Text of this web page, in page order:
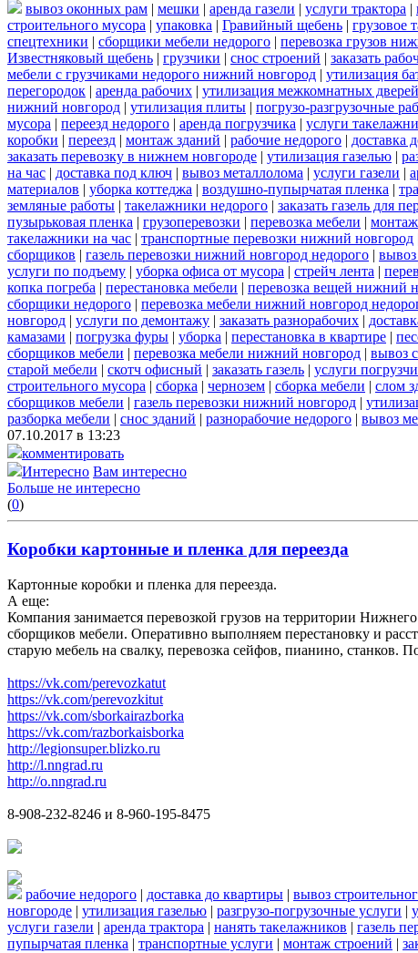
вывоз оконных рам | мешки | аренда газели | услуги трактора |
строительного мусора | упаковка | Гравийный щебень | грузовое
спецтехники | сборщики мебели недорого | перевозка грузов
Известняковый щебень | грузчики | снос строений | заказать
мебели с грузчиками недорого нижний новгород | утилизация
перегородок | аренда рабочих | утилизация межкомнатных дверей
нижний новгород | утилизация плиты | погрузо-разгрузочные
мусора | переезд недорого | аренда погрузчика | услуги
коробки | переезд | монтаж зданий | рабочие недорого | доставка
заказать перевозку в нижнем новгороде | утилизация газелью |
на час | доставка под ключ | вывоз металлолома | услуги газели |
материалов | уборка коттеджа | воздушно-пупырчатая пленка |
земляные работы | такелажники недорого | заказать газель для
пузырьковая пленка | грузоперевозки | перевозка мебели |
такелажники на час | транспортные перевозки нижний новгород
сборщиков | газель перевозки нижний новгород недорого |
услуги по подъему | уборка офиса от мусора | стрейч лента |
копка погреба | перестановка мебели | перевозка вещей нижний
сборщики недорого | перевозка мебели нижний новгород
новгород | услуги по демонтажу | заказать разнорабочих |
камазами | погрузка фуры | уборка | перестановка в квартире |
сборщиков мебели | перевозка мебели нижний новгород | вывоз
старой мебели | скотч офисный | заказать газель | услуги
строительного мусора | сборка | чернозем | сборка мебели | слом
сборщиков мебели | газель перевозки нижний новгород |
разборка мебели | снос зданий | разнорабочие недорого | вывоз
07.10.2017 в 13:23
комментировать
Интересно Вам интересно
Больше не интересно
(0)
Коробки картонные и пленка для переезда
Картонные коробки и пленка для переезда.
А еще:
Компания занимается перевозкой грузов на территории
сборщиков мебели. Оперативно выполняем перестановку и
старую мебель на свалку, перевозка сейфов, пианино,
https://vk.com/perevozkatut
https://vk.com/perevozkitut
https://vk.com/sborkairazborka
https://vk.com/razborkaisborka
http://legionsuper.blizko.ru
http://l.nngrad.ru
http://o.nngrad.ru
8-908-232-8246 и 8-960-195-8475
рабочие недорого | доставка до квартиры | вывоз
новгороде | утилизация газелью | разгрузо-погрузочные услуги |
услуги газели | аренда трактора | нанять такелажников | газель
пупырчатая пленка | транспортные услуги | монтаж строений |